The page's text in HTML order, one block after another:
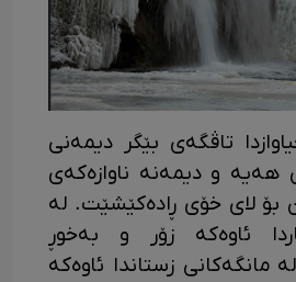
تاڤگەی بێگر دیمەنی
هەیە و دیمەنە ناوازەکەی
بۆ لای خۆی ڕادەکێشێت. لە
ئاوەکە زۆر و بەخوڕ
مانگەکانی زستاندا ئاوەکە